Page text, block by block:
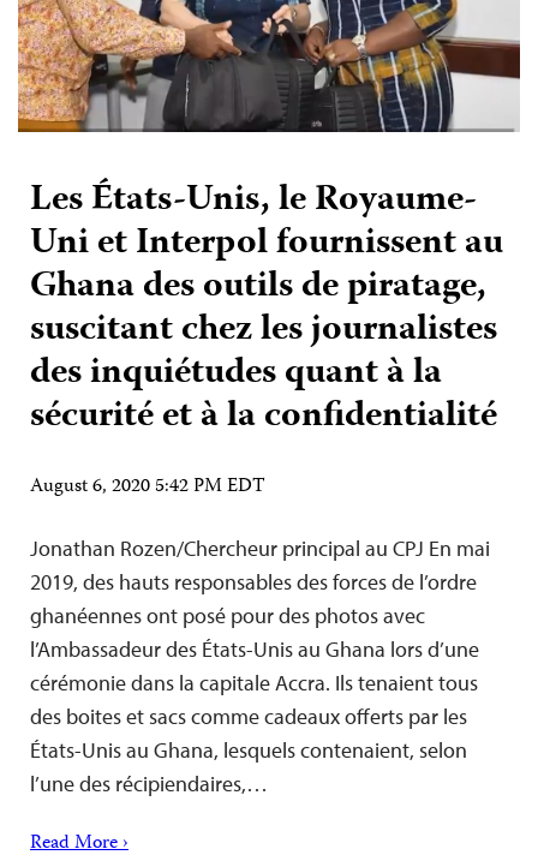
Les États-Unis, le Royaume-
Uni et Interpol fournissent au
Ghana des outils de piratage,
suscitant chez les journalistes
des inquiétudes quant à la
sécurité et à la confidentialité
August 6, 2020 5:42 PM EDT
Jonathan Rozen/Chercheur principal au CPJ En mai
2019, des hauts responsables des forces de l’ordre
ghanéennes ont posé pour des photos avec
l’Ambassadeur des États-Unis au Ghana lors d’une
cérémonie dans la capitale Accra. Ils tenaient tous
des boites et sacs comme cadeaux offerts par les
États-Unis au Ghana, lesquels contenaient, selon
l’une des récipiendaires,…
Read More ›